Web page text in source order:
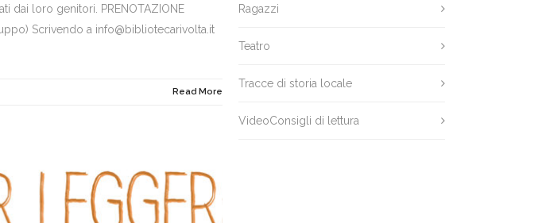
dai loro genitori. PRENOTAZIONE
Scrivendo a info@bibliotecarivolta.it
Read More
Ragazzi
Teatro
Tracce di storia locale
VideoConsigli di lettura